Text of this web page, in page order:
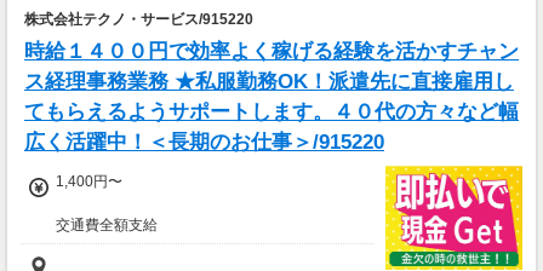
株式会社テクノ・サービス/915220
時給１４００円で効率よく稼げる経験を活かすチャン
ス経理事務業務 ★私服勤務OK！派遣先に直接雇用し
てもらえるようサポートします。４０代の方々など幅
広く活躍中！＜長期のお仕事＞/915220
1,400円〜
交通費全額支給
即払い制度有